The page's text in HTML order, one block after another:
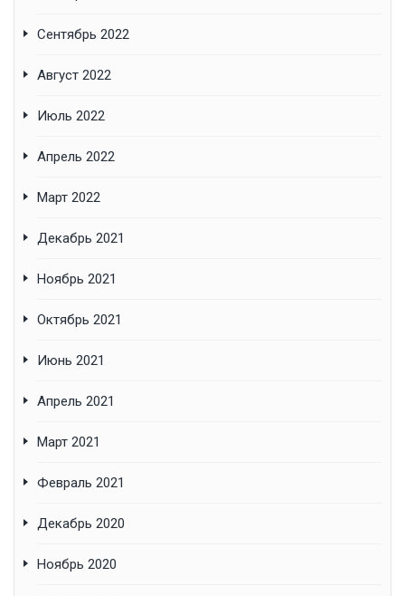
Сентябрь 2022
Август 2022
Июль 2022
Апрель 2022
Март 2022
Декабрь 2021
Ноябрь 2021
Октябрь 2021
Июнь 2021
Апрель 2021
Март 2021
Февраль 2021
Декабрь 2020
Ноябрь 2020